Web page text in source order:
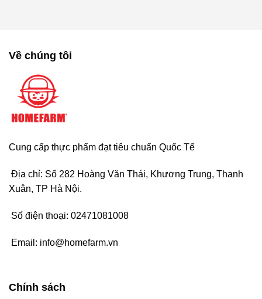
Về chúng tôi
Cung cấp thực phẩm đạt tiêu chuẩn Quốc Tế
Địa chỉ: Số 282 Hoàng Văn Thái, Khương Trung, Thanh
Xuân, TP Hà Nội.
Số điện thoại: 02471081008
Email: info@homefarm.vn
Chính sách